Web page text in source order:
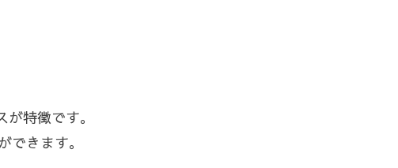
特徴です。
きます。